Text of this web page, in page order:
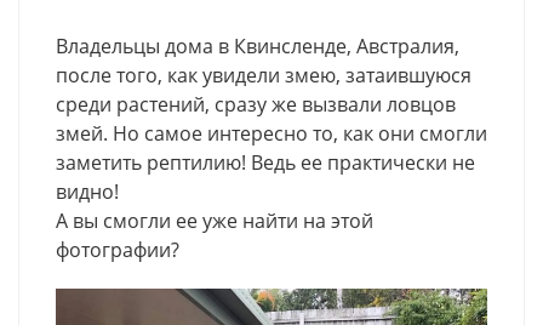
Владельцы дома в Квинсленде, Австралия,
после того, как увидели змею, затаившуюся
среди растений, сразу же вызвали ловцов
змей. Но самое интересно то, как они смогли
заметить рептилию! Ведь ее практически не
видно!
А вы смогли ее уже найти на этой
фотографии?